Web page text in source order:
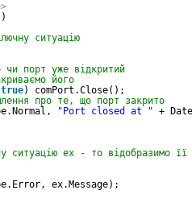
ситуацію
чи порт уже відкритий
його
true) comPort.Close();
про те, що порт закрито
"Port closed at " +
ситуацію ex - то відобразимо її
ex.Message);